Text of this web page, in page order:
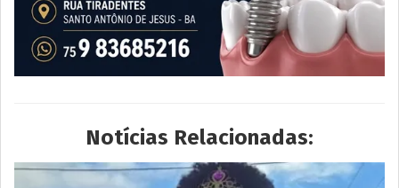
Notícias Relacionadas: